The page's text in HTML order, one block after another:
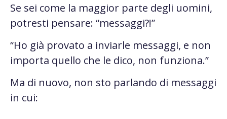
Se sei come la maggior parte degli uomini,
potresti pensare: “messaggi?!”
“Ho già provato a inviarle messaggi, e non
importa quello che le dico, non funziona.”
Ma di nuovo, non sto parlando di messaggi
in cui: